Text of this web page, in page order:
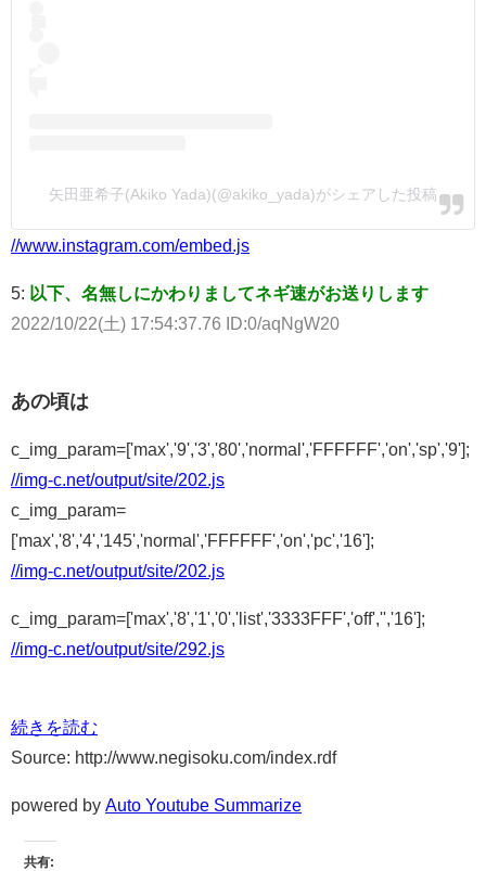
矢田亜希子(Akiko Yada)(@akiko_yada)がシェアした投稿
//www.instagram.com/embed.js
5: 以下、名無しにかわりましてネギ速がお送りします
2022/10/22(土) 17:54:37.76 ID:0/aqNgW20
あの頃は
c_img_param=['max','9','3','80','normal','FFFFFF','on','sp','9'];
//img-c.net/output/site/202.js
c_img_param=
['max','8','4','145','normal','FFFFFF','on','pc','16'];
//img-c.net/output/site/202.js
c_img_param=['max','8','1','0','list','3333FFF','off','','16'];
//img-c.net/output/site/292.js
続きを読む
Source: http://www.negisoku.com/index.rdf
powered by Auto Youtube Summarize
共有: